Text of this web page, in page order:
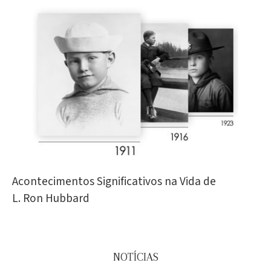
Acontecimentos Significativos na Vida de
L. Ron Hubbard
NOTÍCIAS